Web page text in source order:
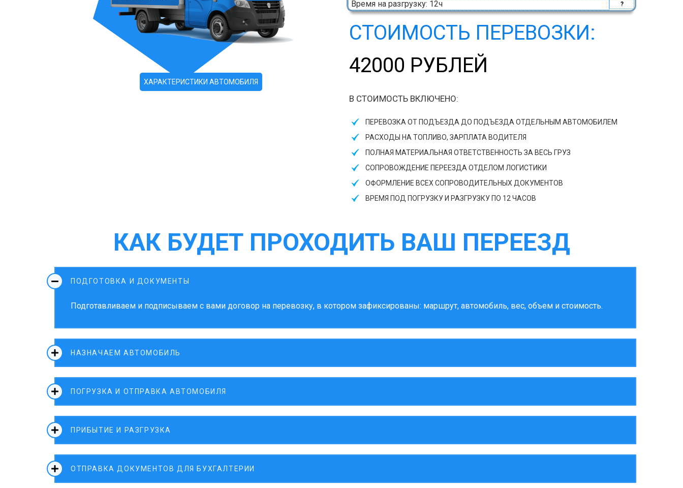
ХАРАКТЕРИСТИКИ АВТОМОБИЛЯ
Время на разгрузку: 12ч ?
СТОИМОСТЬ ПЕРЕВОЗКИ:
42000 РУБЛЕЙ
В СТОИМОСТЬ ВКЛЮЧЕНО:
ПЕРЕВОЗКА ОТ ПОДЪЕЗДА ДО ПОДЪЕЗДА ОТДЕЛЬНЫМ АВТОМОБИЛЕМ
РАСХОДЫ НА ТОПЛИВО, ЗАРПЛАТА ВОДИТЕЛЯ
ПОЛНАЯ МАТЕРИАЛЬНАЯ ОТВЕТСТВЕННОСТЬ ЗА ВЕСЬ ГРУЗ
СОПРОВОЖДЕНИЕ ПЕРЕЕЗДА ОТДЕЛОМ ЛОГИСТИКИ
ОФОРМЛЕНИЕ ВСЕХ СОПРОВОДИТЕЛЬНЫХ ДОКУМЕНТОВ
ВРЕМЯ ПОД ПОГРУЗКУ И РАЗГРУЗКУ ПО 12 ЧАСОВ
КАК БУДЕТ ПРОХОДИТЬ ВАШ ПЕРЕЕЗД
ПОДГОТОВКА И ДОКУМЕНТЫ
Подготавливаем и подписываем с вами договор на перевозку, в котором зафиксированы: маршрут, автомобиль, вес, объем и стоимость.
НАЗНАЧАЕМ АВТОМОБИЛЬ
ПОГРУЗКА И ОТПРАВКА АВТОМОБИЛЯ
ПРИБЫТИЕ И РАЗГРУЗКА
ОТПРАВКА ДОКУМЕНТОВ ДЛЯ БУХГАЛТЕРИИ